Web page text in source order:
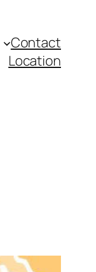
Contact
Location